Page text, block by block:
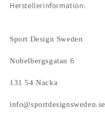
Herstellerinformation:
Sport Design Sweden
Nobelbergsgatan 6
131 54 Nacka
info@sportdesignsweden.se